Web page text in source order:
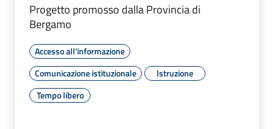
Progetto promosso dalla Provincia di
Bergamo
Accesso all'informazione
Comunicazione istituzionale
Istruzione
Tempo libero